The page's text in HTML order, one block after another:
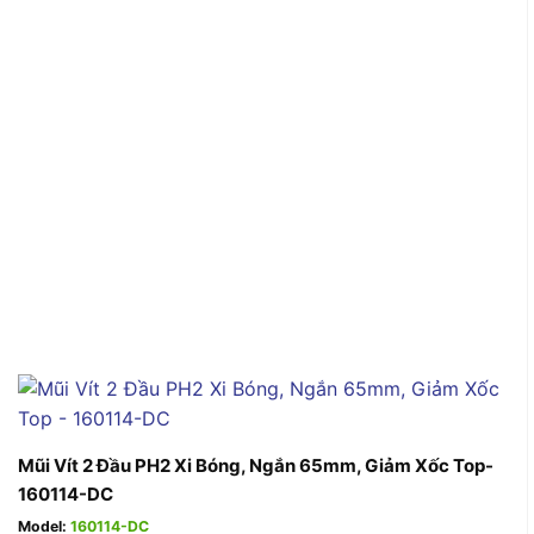
Mũi Vít 2 Đầu PH2 Xi Bóng, Ngắn 65mm, Giảm Xốc Top-
160114-DC
Model: 160114-DC